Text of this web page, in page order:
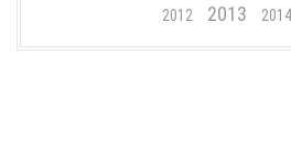
2012 2013 2014